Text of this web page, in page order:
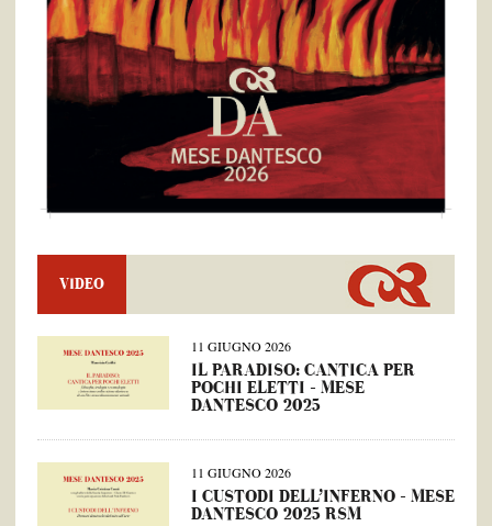
VIDEO
11 GIUGNO 2026
IL PARADISO: CANTICA PER
POCHI ELETTI – MESE
DANTESCO 2025
11 GIUGNO 2026
I CUSTODI DELL’INFERNO – MESE
DANTESCO 2025 RSM